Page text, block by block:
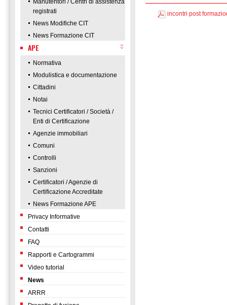
registrati
News Modifiche CIT
News Formazione CIT
APE
Normativa
Modulistica e documentazione
Cittadini
Notai
Tecnici Certificatori / Società /
Enti di Certificazione
Agenzie immobiliari
Comuni
Controlli
Sanzioni
Certificatori / Agenzie di
Certificazione Accreditate
News Formazione APE
Privacy Informative
Contatti
FAQ
Rapporti e Cartogrammi
Video tutorial
News
ARRR
incontri post